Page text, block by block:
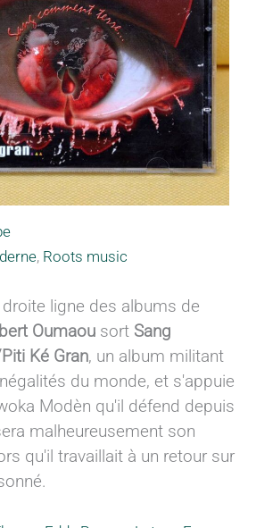
, Roots music
ligne des albums de
Oumaou sort Sang
Ké Gran, un album militant
du monde, et s'appuie
Modèn qu'il défend depuis
malheureusement son
qu'il travaillait à un retour sur